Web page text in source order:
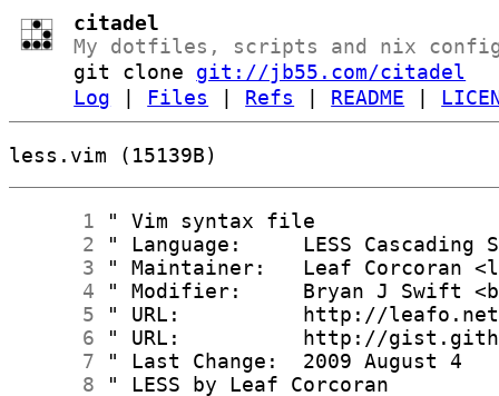
citadel
My dotfiles, scripts and nix
git clone git://jb55.com/citadel
Log
Files Refs README
less.vim (15139B)
      1
      2
      3
      4
      5
      6
      7
      8